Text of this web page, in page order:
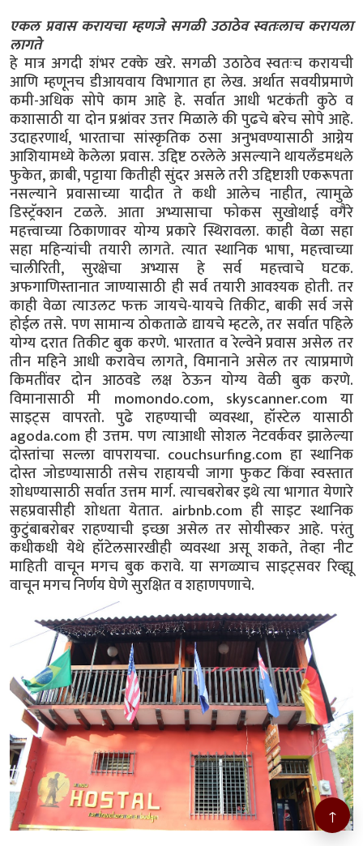
एकल प्रवास करायचा म्हणजे सगळी उठाठेव स्वतःलाच करायला
लागते
हे मात्र अगदी शंभर टक्के खरे. सगळी उठाठेव स्वतःच करायची
आणि म्हणूनच डीआयवाय विभागात हा लेख. अर्थात सवयीप्रमाणे
कमी-अधिक सोपे काम आहे हे. सर्वात आधी भटकंती कुठे व
कशासाठी या दोन प्रश्नांवर उत्तर मिळाले की पुढचे बरेच सोपे आहे.
उदाहरणार्थ, भारताचा सांस्कृतिक ठसा अनुभवण्यासाठी आग्नेय
आशियामध्ये केलेला प्रवास. उद्दिष्ट ठरलेले असल्याने थायलँडमधले
फुकेत, क्राबी, पट्टाया कितीही सुंदर असले तरी उद्दिष्टाशी एकरूपता
नसल्याने प्रवासाच्या यादीत ते कधी आलेच नाहीत, त्यामुळे
डिस्ट्रॅक्शन टळले. आता अभ्यासाचा फोकस सुखोथाई वगैरे
महत्त्वाच्या ठिकाणावर योग्य प्रकारे स्थिरावला. काही वेळा सहा
सहा महिन्यांची तयारी लागते. त्यात स्थानिक भाषा, महत्त्वाच्या
चालीरिती, सुरक्षेचा अभ्यास हे सर्व महत्त्वाचे घटक.
अफगाणिस्तानात जाण्यासाठी ही सर्व तयारी आवश्यक होती. तर
काही वेळा त्याउलट फक्त जायचे-यायचे तिकीट, बाकी सर्व जसे
होईल तसे. पण सामान्य ठोकताळे द्यायचे म्हटले, तर सर्वात पहिले
योग्य दरात तिकीट बुक करणे. भारतात व रेल्वेने प्रवास असेल तर
तीन महिने आधी करावेच लागते, विमानाने असेल तर त्याप्रमाणे
किमतींवर दोन आठवडे लक्ष ठेऊन योग्य वेळी बुक करणे.
विमानासाठी मी momondo.com, skyscanner.com या
साइट्स वापरतो. पुढे राहण्याची व्यवस्था, हॉस्टेल यासाठी
agoda.com ही उत्तम. पण त्याआधी सोशल नेटवर्कवर झालेल्या
दोस्तांचा सल्ला वापरायचा. couchsurfing.com हा स्थानिक
दोस्त जोडण्यासाठी तसेच राहायची जागा फुकट किंवा स्वस्तात
शोधण्यासाठी सर्वात उत्तम मार्ग. त्याचबरोबर इथे त्या भागात येणारे
सहप्रवासीही शोधता येतात. airbnb.com ही साइट स्थानिक
कुटुंबाबरोबर राहण्याची इच्छा असेल तर सोयीस्कर आहे. परंतु
कधीकधी येथे हॉटेलसारखीही व्यवस्था असू शकते, तेव्हा नीट
माहिती वाचून मगच बुक करावे. या सगळ्याच साइट्सवर रिव्ह्यू
वाचून मगच निर्णय घेणे सुरक्षित व शहाणपणाचे.
↑